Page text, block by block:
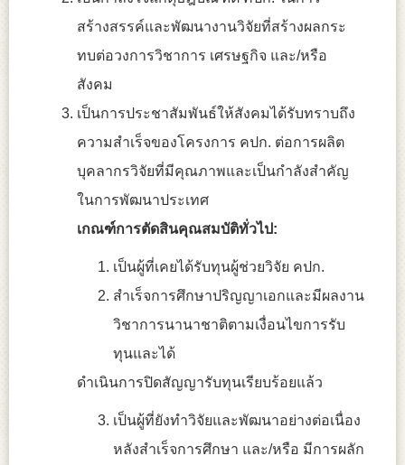
สร้างสรรค์และพัฒนางานวิจัยที่สร้างผลกระ
ทบต่อวงการวิชาการ เศรษฐกิจ และ/หรือ
สังคม
เป็นการประชาสัมพันธ์ให้สังคมได้รับทราบถึง
ความสำเร็จของโครงการ คปก. ต่อการผลิต
บุคลากรวิจัยที่มีคุณภาพและเป็นกำลังสำคัญ
ในการพัฒนาประเทศ
เกณฑ์การตัดสินคุณสมบัติทั่วไป:
เป็นผู้ที่เคยได้รับทุนผู้ช่วยวิจัย คปก.
สำเร็จการศึกษาปริญญาเอกและมีผลงาน
วิชาการนานาชาติตามเงื่อนไขการรับ
ทุนและได้
ดำเนินการปิดสัญญารับทุนเรียบร้อยแล้ว
เป็นผู้ที่ยังทำวิจัยและพัฒนาอย่างต่อเนื่อง
หลังสำเร็จการศึกษา และ/หรือ มีการผลัก